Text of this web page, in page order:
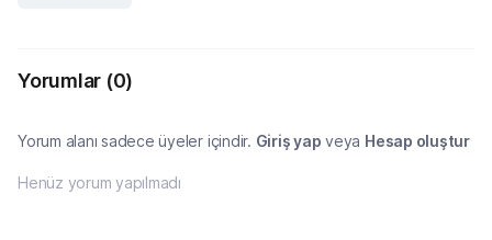
Yorumlar (0)
Yorum alanı sadece üyeler içindir. Giriş yap veya Hesap oluştur
Henüz yorum yapılmadı